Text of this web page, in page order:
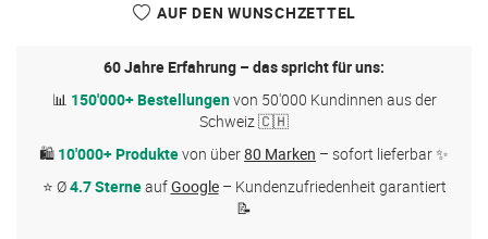
AUF DEN WUNSCHZETTEL
60 Jahre Erfahrung – das spricht für uns:
📊 150'000+ Bestellungenvon 50'000 Kundinnen aus der
Schweiz 🇨🇭
🛍 10'000+ Produktevon über80 Marken – sofort lieferbar ✨
⭐ Ø4.7 SterneaufGoogle– Kundenzufriedenheit garantiert
📝